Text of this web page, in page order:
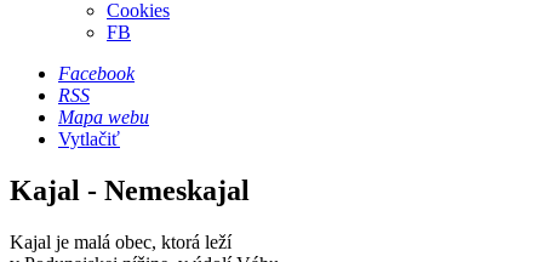
Cookies
FB
Facebook
RSS
Mapa webu
Vytlačiť
Kajal - Nemeskajal
Kajal je malá obec, ktorá leží